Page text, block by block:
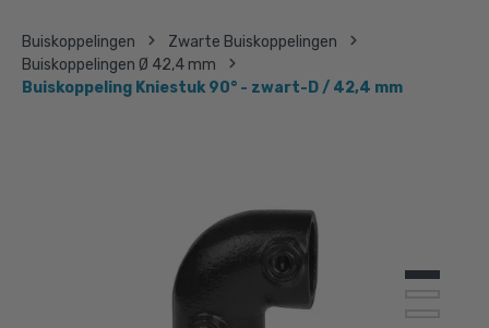
Buiskoppelingen
Zwarte Buiskoppelingen
Buiskoppelingen Ø 42,4 mm
Buiskoppeling Kniestuk 90° - zwart-D / 42,4 mm